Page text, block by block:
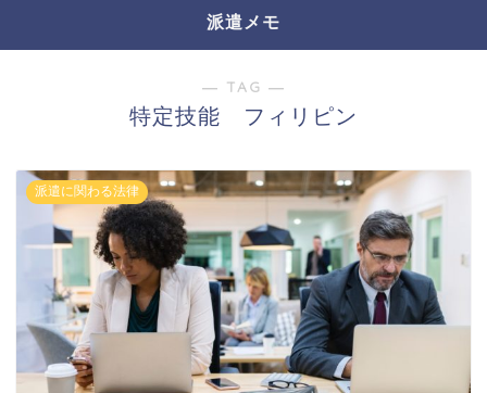
派遣メモ
― TAG ―
特定技能 フィリピン
派遣に関わる法律